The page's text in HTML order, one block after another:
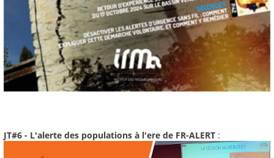
JT#6 - L'alerte des populations à l'ere de FR-ALERT :